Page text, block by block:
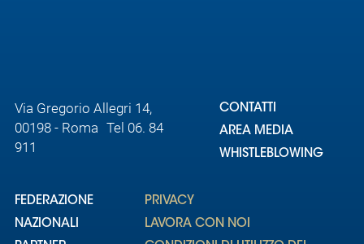
Via Gregorio Allegri 14,
00198 - Roma Tel 06. 84
911
CONTATTI
AREA MEDIA
WHISTLEBLOWING
FEDERAZIONE
NAZIONALI
PRIVACY
LAVORA CON NOI